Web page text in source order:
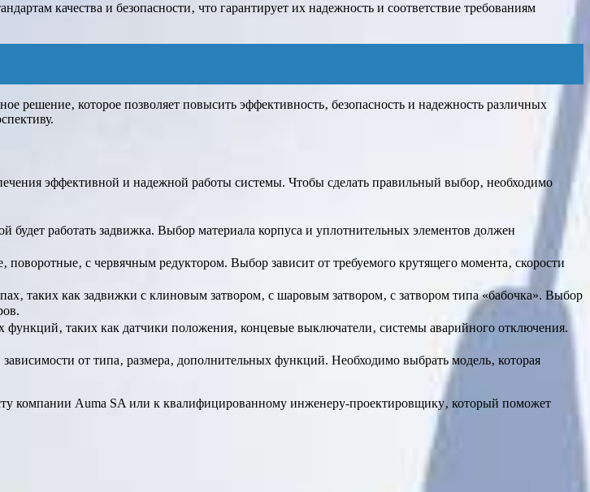
качества и безопасности‚ что гарантирует их надежность и соответствие требованиям
решение‚ которое позволяет повысить эффективность‚ безопасность и надежность различных
эффективной и надежной работы системы. Чтобы сделать правильный выбор‚ необходимо
будет работать задвижка. Выбор материала корпуса и уплотнительных элементов должен
с червячным редуктором. Выбор зависит от требуемого крутящего момента‚ скорости
таких как задвижки с клиновым затвором‚ с шаровым затвором‚ с затвором типа «бабочка». Выбор
таких как датчики положения‚ концевые выключатели‚ системы аварийного отключения.
от типа‚ размера‚ дополнительных функций. Необходимо выбрать модель‚ которая
компании Auma SA или к квалифицированному инженеру-проектировщику‚ который поможет